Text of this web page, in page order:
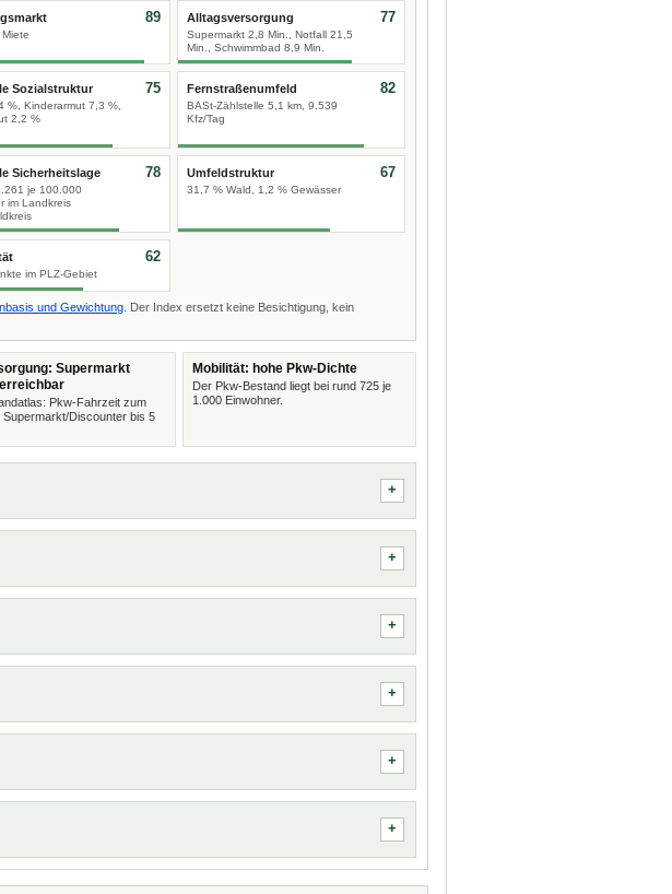
89 Alltagsversorgung
Supermarkt 2,8 Min., Notfall 21,5
Min., Schwimmbad 8,9 Min.
77
Sozialstruktur
%, Kinderarmut 7,3 %,
2,2 %
75 Fernstraßenumfeld
BASt-Zählstelle 5,1 km, 9.539
Kfz/Tag
82
Sicherheitslage
je 100.000
im Landkreis
78 Umfeldstruktur
31,7 % Wald, 1,2 % Gewässer
67
im PLZ-Gebiet
62
und Gewichtung . Der Index ersetzt keine Besichtigung, kein
Supermarkt
Pkw-Fahrzeit zum
Supermarkt/Discounter bis 5
Mobilität: hohe Pkw-Dichte
Der Pkw-Bestand liegt bei rund 725 je
1.000 Einwohner.